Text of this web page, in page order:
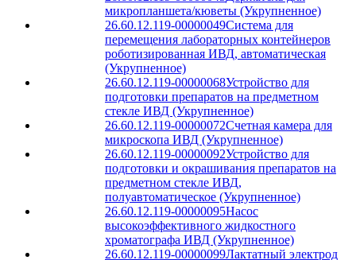
микропланшета/кюветы (Укрупненное)
26.60.12.119-00000049Система для
перемещения лабораторных контейнеров
роботизированная ИВД, автоматическая
(Укрупненное)
26.60.12.119-00000068Устройство для
подготовки препаратов на предметном
стекле ИВД (Укрупненное)
26.60.12.119-00000072Счетная камера для
микроскопа ИВД (Укрупненное)
26.60.12.119-00000092Устройство для
подготовки и окрашивания препаратов на
предметном стекле ИВД,
полуавтоматическое (Укрупненное)
26.60.12.119-00000095Насос
высокоэффективного жидкостного
хроматографа ИВД (Укрупненное)
26.60.12.119-00000099Лактатный электрод